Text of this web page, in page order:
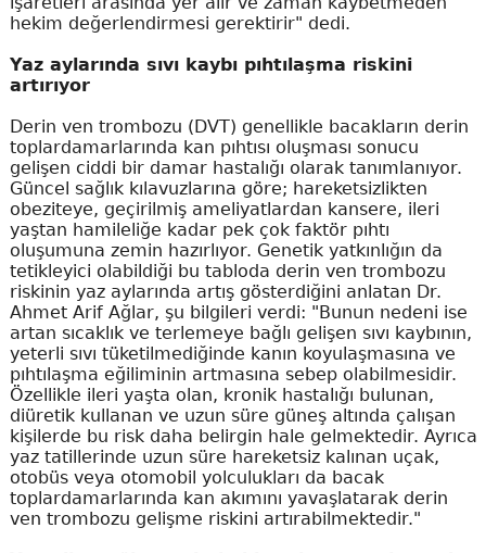
hekim değerlendirmesi gerektirir" dedi.
Yaz aylarında sıvı kaybı pıhtılaşma riskini
artırıyor
Derin ven trombozu (DVT) genellikle bacakların derin
toplardamarlarında kan pıhtısı oluşması sonucu
gelişen ciddi bir damar hastalığı olarak tanımlanıyor.
Güncel sağlık kılavuzlarına göre; hareketsizlikten
obeziteye, geçirilmiş ameliyatlardan kansere, ileri
yaştan hamileliğe kadar pek çok faktör pıhtı
oluşumuna zemin hazırlıyor. Genetik yatkınlığın da
tetikleyici olabildiği bu tabloda derin ven trombozu
riskinin yaz aylarında artış gösterdiğini anlatan Dr.
Ahmet Arif Ağlar, şu bilgileri verdi: "Bunun nedeni ise
artan sıcaklık ve terlemeye bağlı gelişen sıvı kaybının,
yeterli sıvı tüketilmediğinde kanın koyulaşmasına ve
pıhtılaşma eğiliminin artmasına sebep olabilmesidir.
Özellikle ileri yaşta olan, kronik hastalığı bulunan,
diüretik kullanan ve uzun süre güneş altında çalışan
kişilerde bu risk daha belirgin hale gelmektedir. Ayrıca
yaz tatillerinde uzun süre hareketsiz kalınan uçak,
otobüs veya otomobil yolculukları da bacak
toplardamarlarında kan akımını yavaşlatarak derin
ven trombozu gelişme riskini artırabilmektedir."